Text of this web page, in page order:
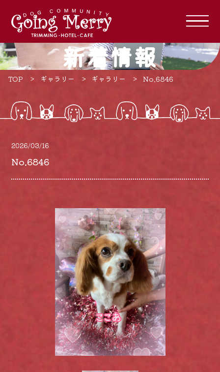
新着情報
TOP ギャラリー ギャラリー No.6846
2026/03/16
No.6846